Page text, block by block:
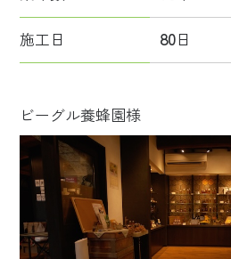
施工日 80日
ビーグル養蜂園様